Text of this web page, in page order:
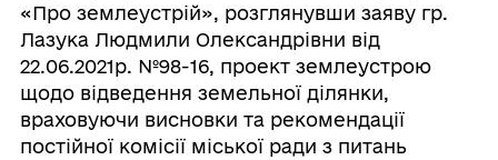
«Про землеустрій», розглянувши заяву гр.
Лазука Людмили Олександрівни від
22.06.2021р. №98-16, проект землеустрою
щодо відведення земельної ділянки,
враховуючи висновки та рекомендації
постійної комісії міської ради з питань